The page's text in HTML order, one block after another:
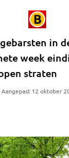
in
week
straten
Aangepast 12 oktober